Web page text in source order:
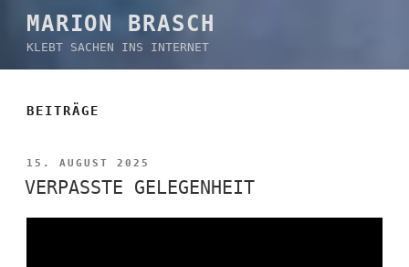
MARION BRASCH
KLEBT SACHEN INS INTERNET
BEITRÄGE
VERÖFFENTLICHT
AM
15. AUGUST 2025
VERPASSTE GELEGENHEIT